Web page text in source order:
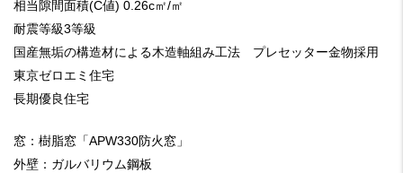
相当隙間面積(C値) 0.26c㎡/㎡
耐震等級3等級
国産無垢の構造材による木造軸組み工法 プレセッター金物採用
東京ゼロエミ住宅
長期優良住宅
窓：樹脂窓「APW330防火窓」
外壁：ガルバリウム鋼板